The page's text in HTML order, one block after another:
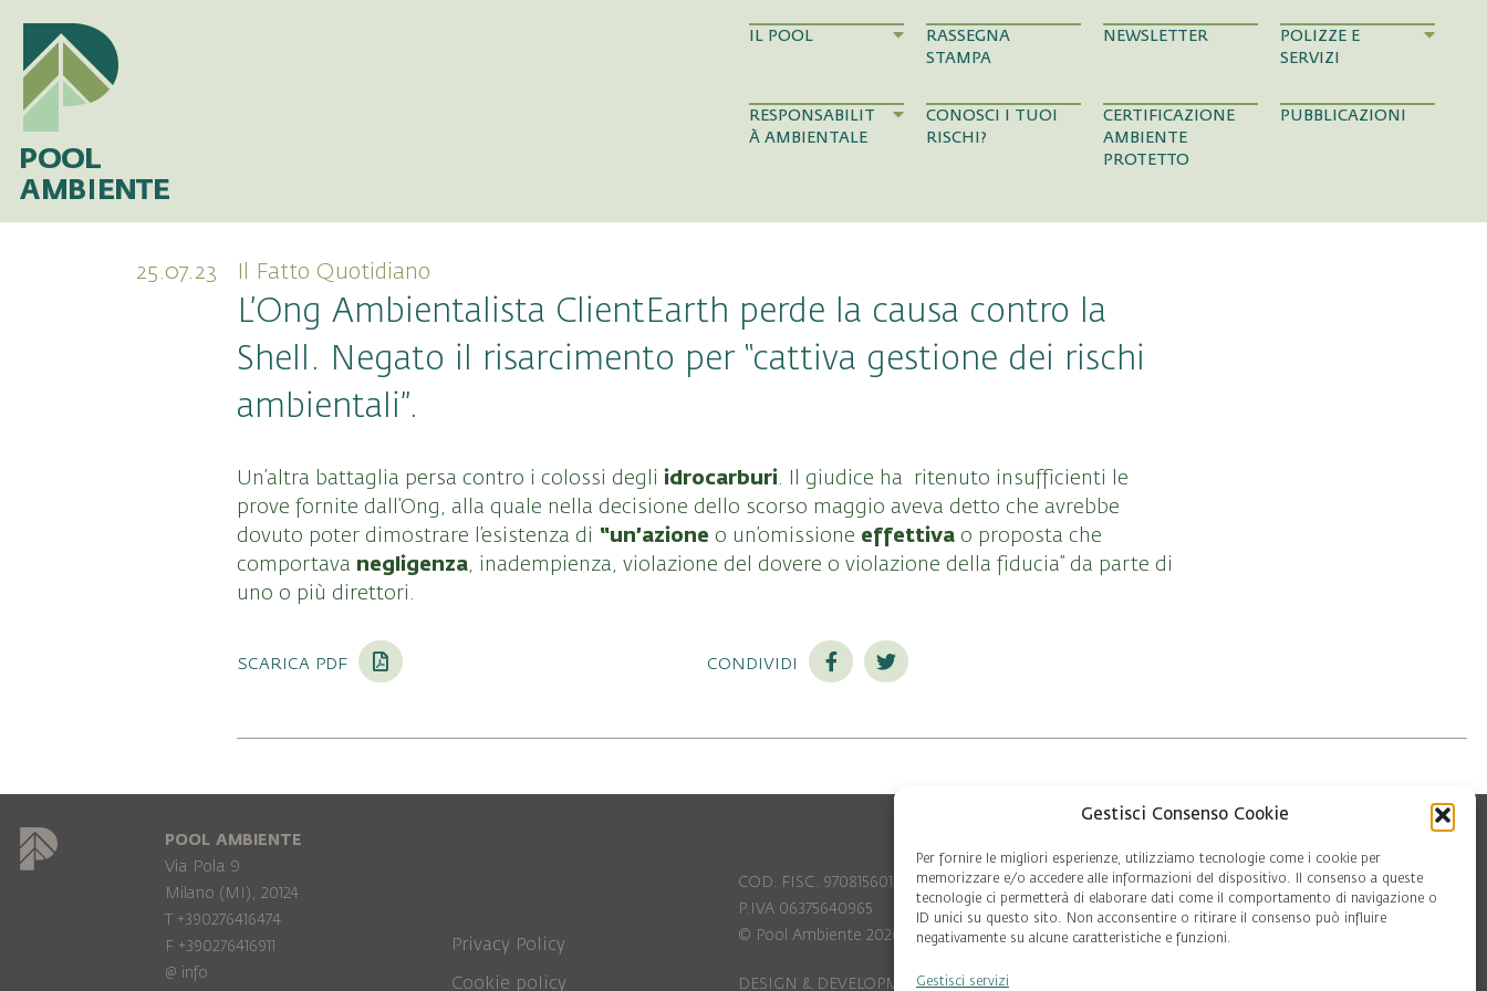
Gestisci Consenso Cookie
Per fornire le migliori esperienze, utilizziamo tecnologie come i cookie per
memorizzare e/o accedere alle informazioni del dispositivo. Il consenso a queste
tecnologie ci permetterà di elaborare dati come il comportamento di navigazione o
ID unici su questo sito. Non acconsentire o ritirare il consenso può influire
negativamente su alcune caratteristiche e funzioni.
Gestisci servizi
IL POOL
RASSEGNA
STAMPA
NEWSLETTER
POLIZZE E
SERVIZI
RESPONSABILIT
À AMBIENTALE
CONOSCI I TUOI
RISCHI?
CERTIFICAZIONE
AMBIENTE
PROTETTO
PUBBLICAZIONI
25.07.23 Il Fatto Quotidiano
L’Ong Ambientalista ClientEarth perde la causa contro la
Shell. Negato il risarcimento per “cattiva gestione dei rischi
ambientali”.
Un’altra battaglia persa contro i colossi degliidrocarburi. Il giudice ha ritenuto insufficienti le
prove fornite dall’Ong, alla quale nella decisione dello scorso maggio aveva detto che avrebbe
dovuto poter dimostrare l’esistenza di “un’azione o un’omissione effettiva o proposta che
comportava negligenza, inadempienza, violazione del dovere o violazione della fiducia” da parte di
uno o più direttori.
scarica pdf condividi
POOL AMBIENTE
Via Pola 9
Milano (MI), 20124
T +390276416474
F +390276416911
@ info
Privacy Policy
Cookie policy
COD. FISC. 97081560159
P.IVA 06375640965
© Pool Ambiente 2026
DESIGN & DEVELOPMENT byLeftloft